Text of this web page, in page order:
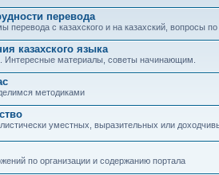
перевода
перевода с казахского и на казахский, вопросы
казахского языка
Интересные материалы, советы начинающим.
методиками
уместных, выразительных или
по организации и содержанию портала